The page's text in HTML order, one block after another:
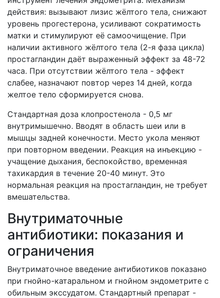
действия: вызывают лизис жёлтого тела, снижают
уровень прогестерона, усиливают сократимость
матки и стимулируют её самоочищение. При
наличии активного жёлтого тела (2-я фаза цикла)
простагландин даёт выраженный эффект за 48-72
часа. При отсутствии жёлтого тела - эффект
слабее, назначают повтор через 14 дней, когда
желтое тело сформируется снова.
Стандартная доза клопростенола - 0,5 мг
внутримышечно. Вводят в область шеи или в
мышцы задней конечности. Место укола меняют
при повторном введении. Реакция на инъекцию -
учащение дыхания, беспокойство, временная
тахикардия в течение 20-40 минут. Это
нормальная реакция на простагландин, не требует
вмешательства.
Внутриматочные
антибиотики: показания и
ограничения
Внутриматочное введение антибиотиков показано
при гнойно-катаральном и гнойном эндометрите с
обильным экссудатом. Стандартный препарат -